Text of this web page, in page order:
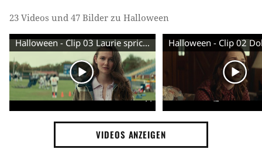
Handlung
Halloween Maske Messer Mordserie
Gefängnisausbruch Blut Gefängnis
Konfrontation Drohung Serienmörder
Mörder Gefängnisaufseher
23 Videos und 47 Bilder zu Halloween
Halloween - Clip 03 Laurie spricht mit ihrer Enkeltochter vor der Schule (Deutsch) HD
VIDEOS ANZEIGEN